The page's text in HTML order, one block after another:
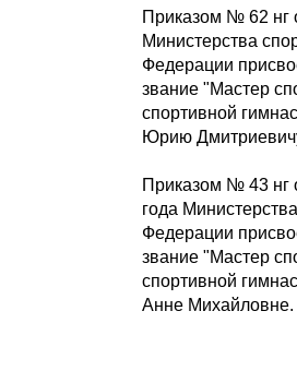
Приказом № 62 нг
Министерства
Федерации
звание "Мастер
спортивной
Юрию
Приказом № 43 нг
года
Федерации
звание "Мастер
спортивной
Анне Михайловне.